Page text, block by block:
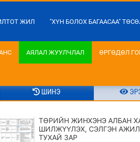
ЖИЛ "ХҮН БОЛОХ БАГААСАА"
АЯЛАЛ ЖУУЛЧЛАЛ ӨРГӨДӨЛ
ШИНЭ
ТӨРИЙН ЖИНХЭНЭ АЛБАН
ШИЛЖҮҮЛЭХ, СЭЛГЭН
ТУХАЙ ЗАР